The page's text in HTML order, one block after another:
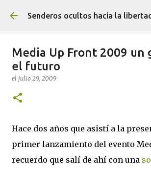
Ir al contenido
Senderos ocultos hacia la
Media Up Front 2009 un
el futuro
el julio 29, 2009
Hace dos años que asistí a la
primer lanzamiento del evento
recuerdo que salí de ahí con una